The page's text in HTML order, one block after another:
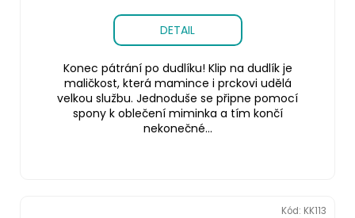
DETAIL
Konec pátrání po dudlíku! Klip na dudlík je
maličkost, která mamince i prckovi udělá
velkou službu. Jednoduše se připne pomocí
spony k oblečení miminka a tím končí
nekonečné...
Kód: KK113